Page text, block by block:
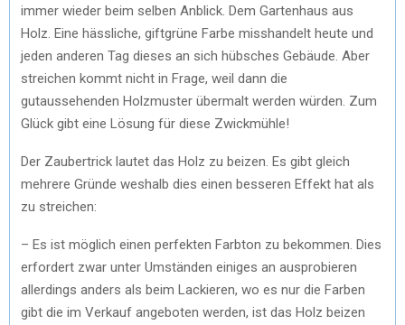
immer wieder beim selben Anblick. Dem Gartenhaus aus
Holz. Eine hässliche, giftgrüne Farbe misshandelt heute und
jeden anderen Tag dieses an sich hübsches Gebäude. Aber
streichen kommt nicht in Frage, weil dann die
gutaussehenden Holzmuster übermalt werden würden. Zum
Glück gibt eine Lösung für diese Zwickmühle!
Der Zaubertrick lautet das Holz zu beizen. Es gibt gleich
mehrere Gründe weshalb dies einen besseren Effekt hat als
zu streichen:
– Es ist möglich einen perfekten Farbton zu bekommen. Dies
erfordert zwar unter Umständen einiges an ausprobieren
allerdings anders als beim Lackieren, wo es nur die Farben
gibt die im Verkauf angeboten werden, ist das Holz beizen